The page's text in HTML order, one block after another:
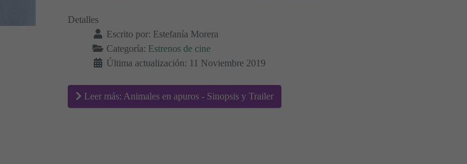
Detalles
Escrito por: Estefanía Morera
Categoría: Estrenos de cine
Última actualización: 11 Noviembre 2019
Leer más: Animales en apuros - Sinopsis y Trailer